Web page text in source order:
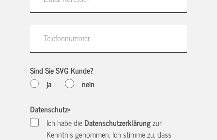
Sind Sie SVG Kunde?
ja
nein
Datenschutz*
Ich habe dieDatenschutzerklärungzur
Kenntnis genommen. Ich stimme zu, dass